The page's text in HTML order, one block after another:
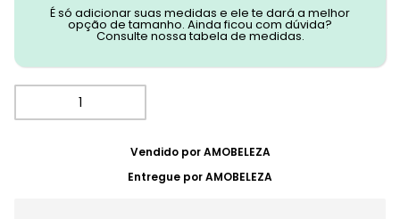
É só adicionar suas medidas e ele te dará a melhor
opção de tamanho. Ainda ficou com dúvida?
Consulte nossa tabela de medidas.
Vendido porAMOBELEZA
Entregue porAMOBELEZA